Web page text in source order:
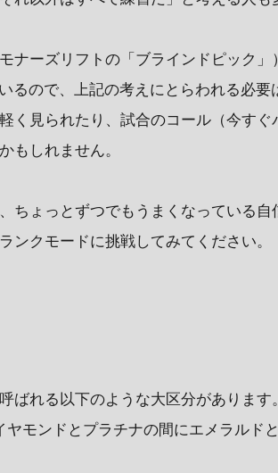
ナーズリフトの「ブラインドピック」
るので、上記の考えにとらわれる必
く見られたり、試合のコール（今す
もしれません。
ちょっとずつでもうまくなっている
ンクモードに挑戦してみてください。
ばれる以下のような大区分があります
ヤモンドとプラチナの間にエメラルド